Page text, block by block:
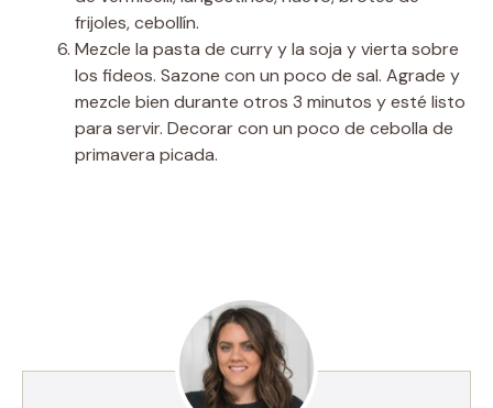
frijoles, cebollín.
Mezcle la pasta de curry y la soja y vierta sobre
los fideos. Sazone con un poco de sal. Agrade y
mezcle bien durante otros 3 minutos y esté listo
para servir. Decorar con un poco de cebolla de
primavera picada.